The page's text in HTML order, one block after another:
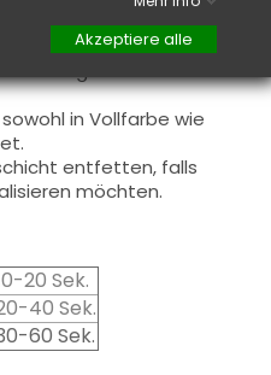
die freie Kante zur
Sie die zweite
sowohl in Vollfarbe wie
entfetten, falls
möchten.
20 Sek.
40 Sek.
60 Sek.
Akzeptiere alle